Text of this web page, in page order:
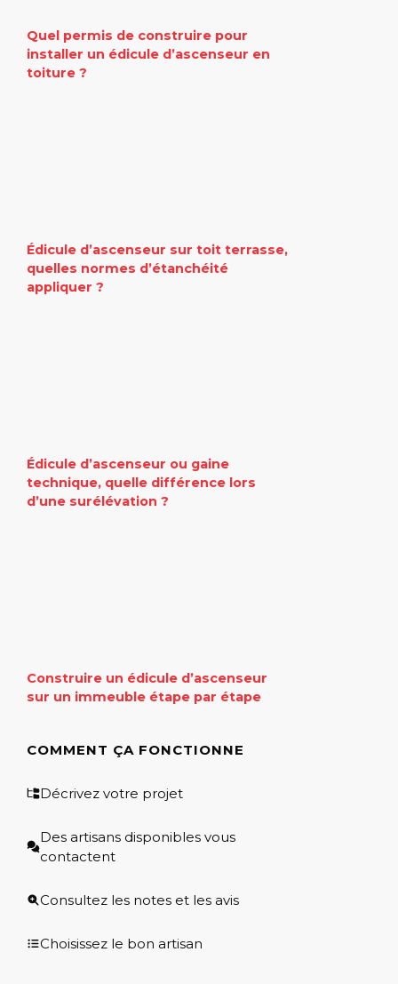
Quel permis de construire pour
installer un édicule d’ascenseur en
toiture ?
Édicule d’ascenseur sur toit terrasse,
quelles normes d’étanchéité
appliquer ?
Édicule d’ascenseur ou gaine
technique, quelle différence lors
d’une surélévation ?
Construire un édicule d’ascenseur
sur un immeuble étape par étape
COMMENT ÇA FONCTIONNE
Décrivez votre projet
Des artisans disponibles vous
contactent
Consultez les notes et les avis
Choisissez le bon artisan